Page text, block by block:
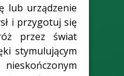
lub urządzenie
i przygotuj się
przez świat
stymulującym